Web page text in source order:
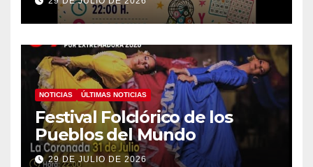
NOTICIAS ÚLTIMAS NOTICIAS
Festival Folclórico de los
Pueblos del Mundo
29 DE JULIO DE 2026